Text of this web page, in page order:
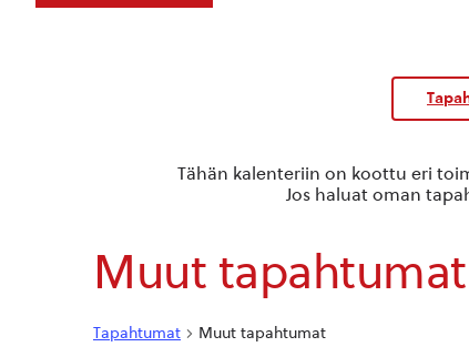
Muut tapahtumat
Tapahtumat Muut tapahtumat
Tähän kalenteriin on koottu eri
Jos haluat oman